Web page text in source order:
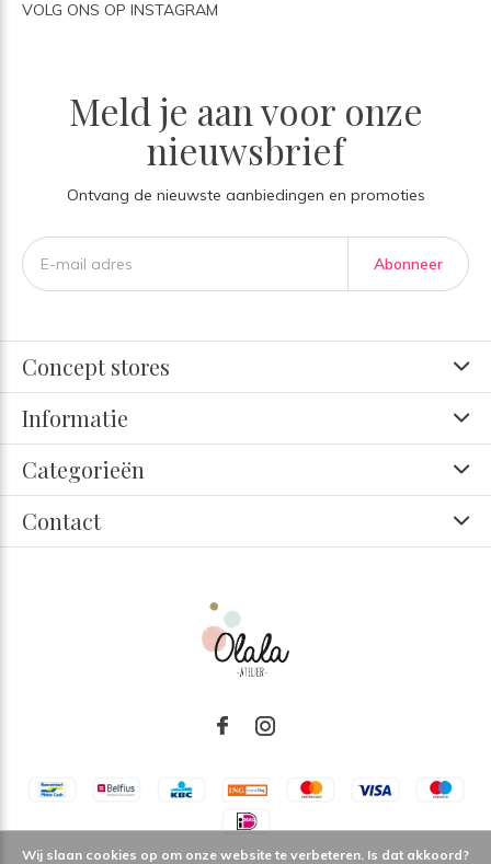
VOLG ONS OP INSTAGRAM
Meld je aan voor onze
nieuwsbrief
Ontvang de nieuwste aanbiedingen en promoties
Abonneer
Concept stores
Informatie
Categorieën
Contact
Wij slaan cookies op om onze website te verbeteren. Is dat akkoord?